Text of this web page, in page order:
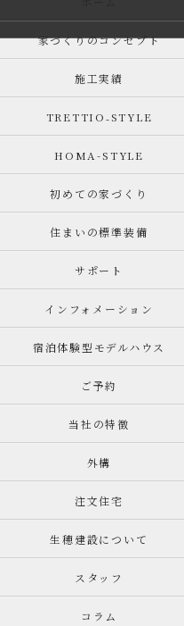
家づくりのコンセプト
施工実績
TRETTIO₋STYLE
HOMA-STYLE
初めての家づくり
住まいの標準装備
サポート
インフォメーション
宿泊体験型モデルハウス
ご予約
当社の特徴
外構
注文住宅
生穂建設について
スタッフ
コラム